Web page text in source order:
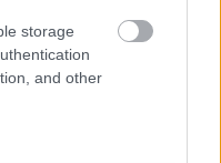
storage
and other
vállalta, hogy az ő
jár. A Jobbik és a DK